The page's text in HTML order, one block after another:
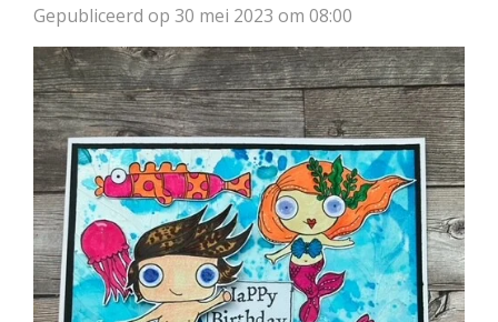
Gepubliceerd op 30 mei 2023 om 08:00